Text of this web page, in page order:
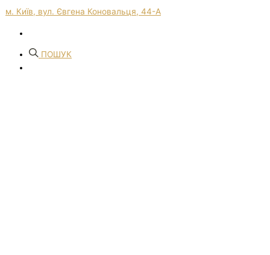
м. Київ, вул. Євгена Коновальця, 44-А
ПОШУК